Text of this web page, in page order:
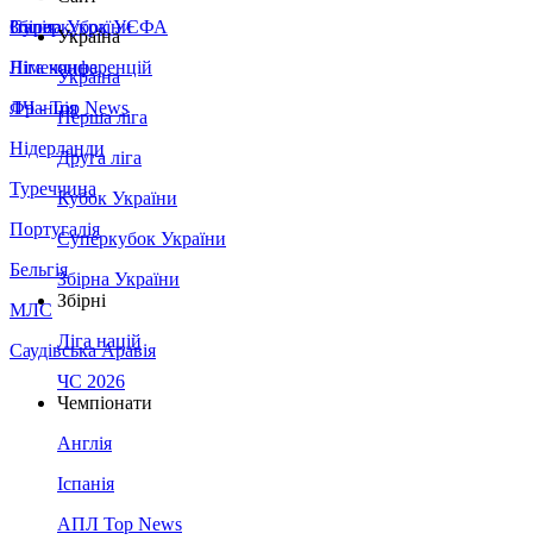
Збірна України
Італія
Німеччина
Франція
Нідерланди
Туреччина
Португалія
Бельгія
МЛС
Саудівська Аравія
Суперкубок УЄФА
Ліга конференцій
ЛЧ - Top News
Україна
Україна
Перша ліга
Друга ліга
Кубок України
Суперкубок України
Збірна України
Збірні
Ліга націй
ЧС 2026
Чемпіонати
Англія
Іспанія
АПЛ Top News